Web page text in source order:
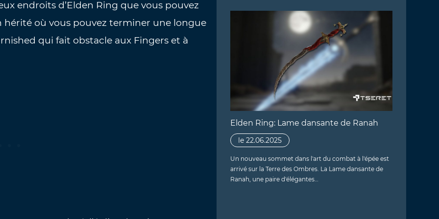
endroits d’Elden Ring que vous pouvez
où vous pouvez terminer une longue
qui fait obstacle aux Fingers et à
Elden Ring: Lame dansante de Ranah
le 22.06.2025
Un nouveau sommet dans l'art du combat à l'épée est
arrivé sur la Terre des Ombres. La Lame dansante de
Ranah, une paire d'élégantes…